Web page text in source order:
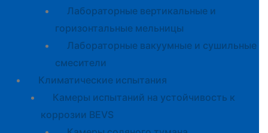
Лабораторные вертикальные и
горизонтальные мельницы
Лабораторные вакуумные и сушильные
смесители
Климатические испытания
Камеры испытаний на устойчивость к
коррозии BEVS